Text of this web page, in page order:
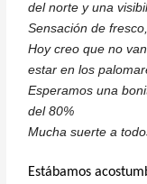
del norte y una
Sensación de
Hoy creo que no
estar en los
Esperamos una
del 80%
Mucha suerte a
Estábamos